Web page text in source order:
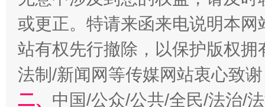
全民健身五年计划来了！等你上场
或更正。特请来函来电说明本
站有权先行撤除，以保护版权
法制/新闻网等传媒网站衷心致
二、 中国/公众/公共/全民/法治/